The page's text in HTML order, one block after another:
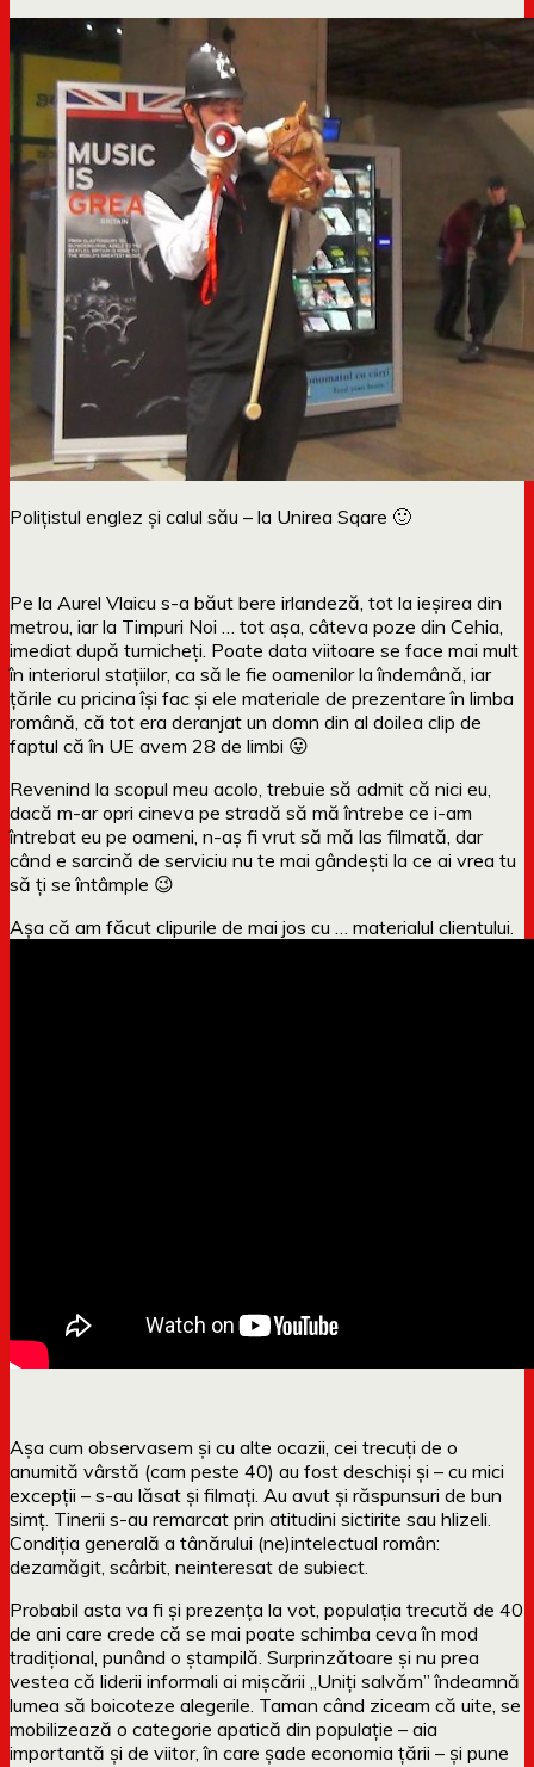
Polițistul englez și calul său – la Unirea Sqare 🙂
Pe la Aurel Vlaicu s-a băut bere irlandeză, tot la ieșirea din
metrou, iar la Timpuri Noi … tot așa, câteva poze din Cehia,
imediat după turnicheți. Poate data viitoare se face mai mult
în interiorul stațiilor, ca să le fie oamenilor la îndemână, iar
țările cu pricina își fac și ele materiale de prezentare în limba
română, că tot era deranjat un domn din al doilea clip de
faptul că în UE avem 28 de limbi 😛
Revenind la scopul meu acolo, trebuie să admit că nici eu,
dacă m-ar opri cineva pe stradă să mă întrebe ce i-am
întrebat eu pe oameni, n-aș fi vrut să mă las filmată, dar
când e sarcină de serviciu nu te mai gândești la ce ai vrea tu
să ți se întâmple 😉
Așa că am făcut clipurile de mai jos cu … materialul clientului.
Așa cum observasem și cu alte ocazii, cei trecuți de o
anumită vârstă (cam peste 40) au fost deschiși și – cu mici
excepții – s-au lăsat și filmați. Au avut și răspunsuri de bun
simț. Tinerii s-au remarcat prin atitudini sictirite sau hlizeli.
Condiția generală a tânărului (ne)intelectual român:
dezamăgit, scârbit, neinteresat de subiect.
Probabil asta va fi și prezența la vot, populația trecută de 40
de ani care crede că se mai poate schimba ceva în mod
tradițional, punând o ștampilă. Surprinzătoare și nu prea
vestea că liderii informali ai mișcării „Uniți salvăm” îndeamnă
lumea să boicoteze alegerile. Taman când ziceam că uite, se
mobilizează o categorie apatică din populație – aia
importantă și de viitor, în care șade economia țării – și pune